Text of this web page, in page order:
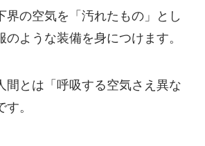
界の空気を「汚れたもの」とし
のような装備を身につけます。
間とは「呼吸する空気さえ異な
。